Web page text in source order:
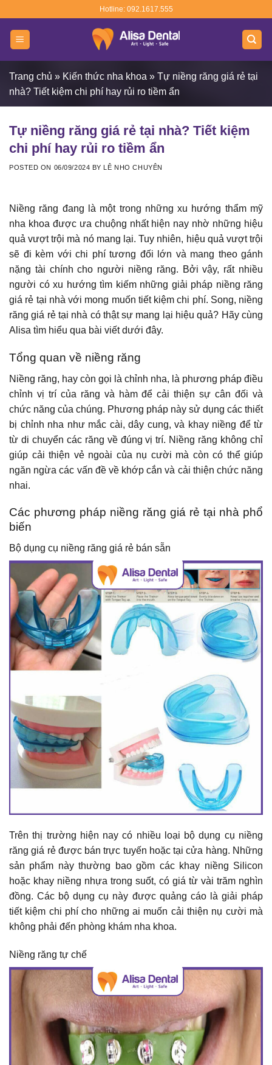
content
Hotline: 092.1617.555
Trang chủ » Kiến thức nha khoa » Tự niềng răng giá rẻ tại
nhà? Tiết kiệm chi phí hay rủi ro tiềm ẩn
Tự niềng răng giá rẻ tại nhà? Tiết kiệm
chi phí hay rủi ro tiềm ẩn
POSTED ON 06/09/2024 BY LÊ NHO CHUYÊN
Niềng răng đang là một trong những xu hướng thẩm mỹ
nha khoa được ưa chuộng nhất hiện nay nhờ những hiệu
quả vượt trội mà nó mang lại. Tuy nhiên, hiệu quả vượt trội
sẽ đi kèm với chi phí tương đối lớn và mang theo gánh
nặng tài chính cho người niềng răng. Bởi vậy, rất nhiều
người có xu hướng tìm kiếm những giải pháp niềng răng
giá rẻ tại nhà với mong muốn tiết kiệm chi phí. Song, niềng
răng giá rẻ tại nhà có thật sự mang lại hiệu quả? Hãy cùng
Alisa tìm hiểu qua bài viết dưới đây.
Tổng quan về niềng răng
Niềng răng, hay còn gọi là chỉnh nha, là phương pháp điều
chỉnh vị trí của răng và hàm để cải thiện sự cân đối và
chức năng của chúng. Phương pháp này sử dụng các thiết
bị chỉnh nha như mắc cài, dây cung, và khay niềng để từ
từ di chuyển các răng về đúng vị trí. Niềng răng không chỉ
giúp cải thiện vẻ ngoài của nụ cười mà còn có thể giúp
ngăn ngừa các vấn đề về khớp cắn và cải thiện chức năng
nhai.
Các phương pháp niềng răng giá rẻ tại nhà phổ
biến
Bộ dụng cụ niềng răng giá rẻ bán sẵn
Trên thị trường hiện nay có nhiều loại bộ dụng cụ niềng
răng giá rẻ được bán trực tuyến hoặc tại cửa hàng. Những
sản phẩm này thường bao gồm các khay niềng Silicon
hoặc khay niềng nhựa trong suốt, có giá từ vài trăm nghìn
đồng. Các bộ dụng cụ này được quảng cáo là giải pháp
tiết kiệm chi phí cho những ai muốn cải thiện nụ cười mà
không phải đến phòng khám nha khoa.
Niềng răng tự chế